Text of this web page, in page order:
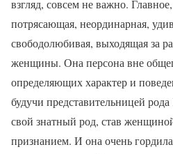
взгляд, совсем не важно.
потрясающая, неординарная,
свободолюбивая, выходящая за
женщины. Она персона вне
определяющих характер и
будучи представительницей
свой знатный род, став
признанием. И она очень